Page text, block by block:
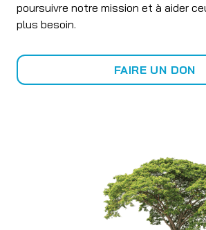
poursuivre notre mission et à aider
plus besoin.
FAIRE UN DON